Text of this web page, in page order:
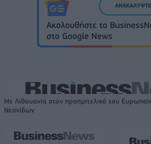
Με Λιθουανία στον προημιτελικό του
Νεανίδων